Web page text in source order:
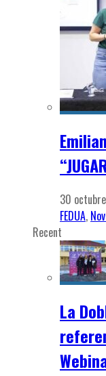
30
FEDUA,
Recent
La